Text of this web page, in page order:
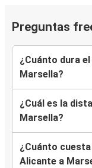
Preguntas
¿Cuánto dura
Marsella?
¿Cuál es la
Marsella?
¿Cuánto
Alicante a